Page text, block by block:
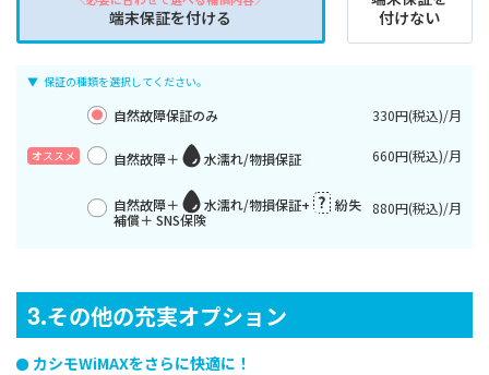
端末保証を付ける
付けない
保証の種類を選択してください。
自然故障保証のみ 330円(税込)/月
自然故障＋ 水濡れ/物損保証 660円(税込)/月
自然故障＋ 水濡れ/物損保証+
紛失
補償＋ SNS保険
880円(税込)/月
3.その他の充実オプション
カシモWiMAXをさらに快適に！